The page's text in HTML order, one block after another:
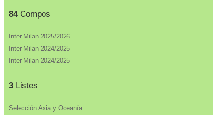
84Compos
Inter Milan 2025/2026
Inter Milan 2024/2025
Inter Milan 2024/2025
3 Listes
Selección Asia y Oceanía